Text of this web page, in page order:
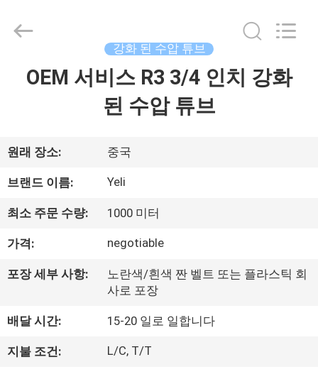
품
회
사
공
2025
Rights
강화 된 수압 튜브
OEM 서비스 R3 3/4 인치 강화
된 수압 튜브
원래 장소: 중국
브랜드 이름: Yeli
최소 주문 수량: 1000 미터
가격: negotiable
포장 세부 사항:
노란색/흰색 짠 벨트 또는 플라스틱 회
사로 포장
배달 시간: 15-20 일로 일합니다
지불 조건: L/C, T/T